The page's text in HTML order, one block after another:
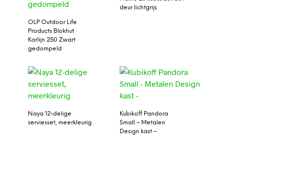
OLP Outdoor Life
Products Blokhut
Karlijn 250 Zwart
gedompeld
deur lichtgrijs
Naya 12-delige
serviesset, meerkleurig
Kubikoff Pandora
Small – Metalen
Design kast –